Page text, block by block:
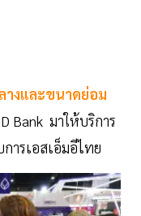
งและขนาดย่อม
Bank มาให้บริการ
รเอสเอ็มอีไทย